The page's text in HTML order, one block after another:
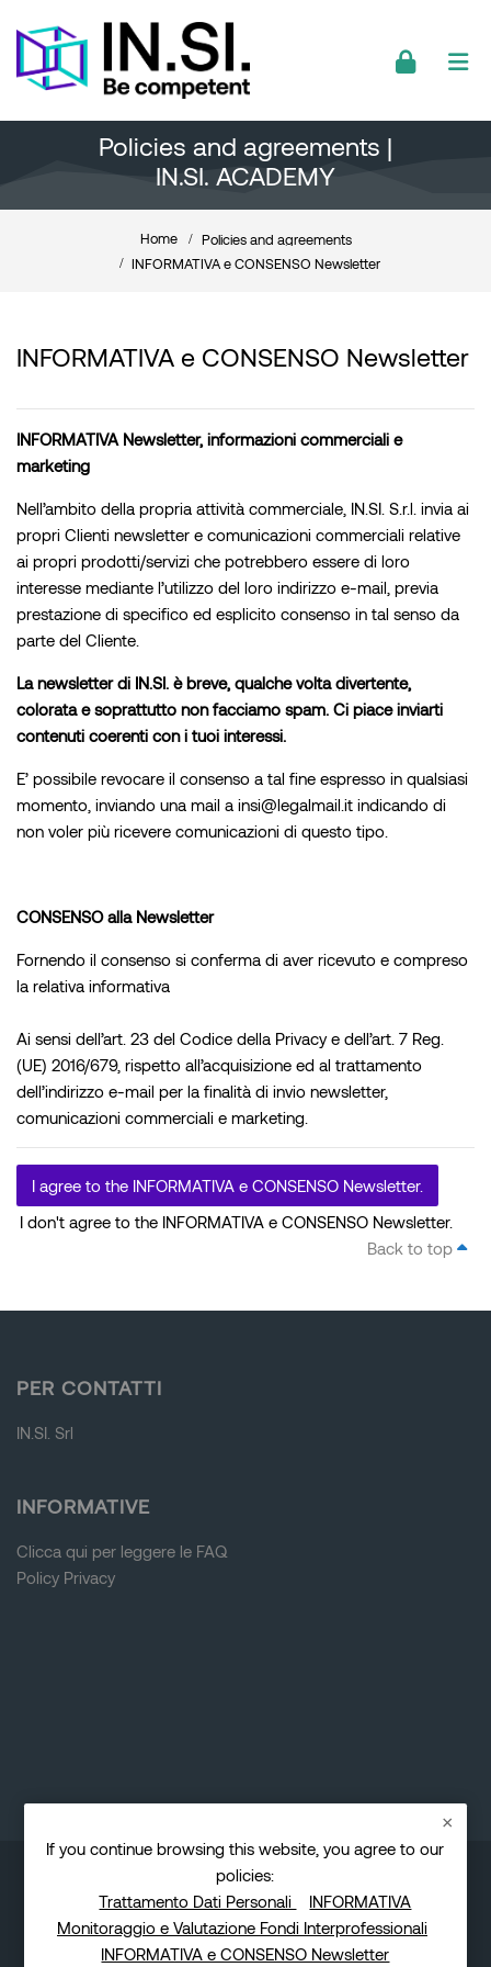
If you continue browsing this website, you agree to our
policies:
Trattamento Dati Personali
INFORMATIVA
Monitoraggio e Valutazione Fondi Interprofessionali
INFORMATIVA e CONSENSO Newsletter
Policies and agreements |
IN.SI. ACADEMY
Home
Policies and agreements
INFORMATIVA e CONSENSO Newsletter
INFORMATIVA e CONSENSO Newsletter
INFORMATIVA Newsletter, informazioni commerciali e
marketing
Nell’ambito della propria attività commerciale, IN.SI. S.r.l. invia ai
propri Clienti newsletter e comunicazioni commerciali relative
ai propri prodotti/servizi che potrebbero essere di loro
interesse mediante l’utilizzo del loro indirizzo e-mail, previa
prestazione di specifico ed esplicito consenso in tal senso da
parte del Cliente.
La newsletter di IN.SI. è breve, qualche volta divertente,
colorata e soprattutto non facciamo spam. Ci piace inviarti
contenuti coerenti con i tuoi interessi.
E’ possibile revocare il consenso a tal fine espresso in qualsiasi
momento, inviando una mail a insi@legalmail.it indicando di
non voler più ricevere comunicazioni di questo tipo.
CONSENSO alla Newsletter
Fornendo il consenso si conferma di aver ricevuto e compreso
la relativa informativa
Ai sensi dell’art. 23 del Codice della Privacy e dell’art. 7 Reg.
(UE) 2016/679, rispetto all’acquisizione ed al trattamento
dell’indirizzo e-mail per la finalità di invio newsletter,
comunicazioni commerciali e marketing.
I agree to the INFORMATIVA e CONSENSO Newsletter.
I don't agree to the INFORMATIVA e CONSENSO Newsletter.
Back to top
Blocks
PER CONTATTI
IN.SI. Srl
Blocks
INFORMATIVE
Clicca qui per leggere le FAQ
Policy Privacy
© Copyright - IN.SI.